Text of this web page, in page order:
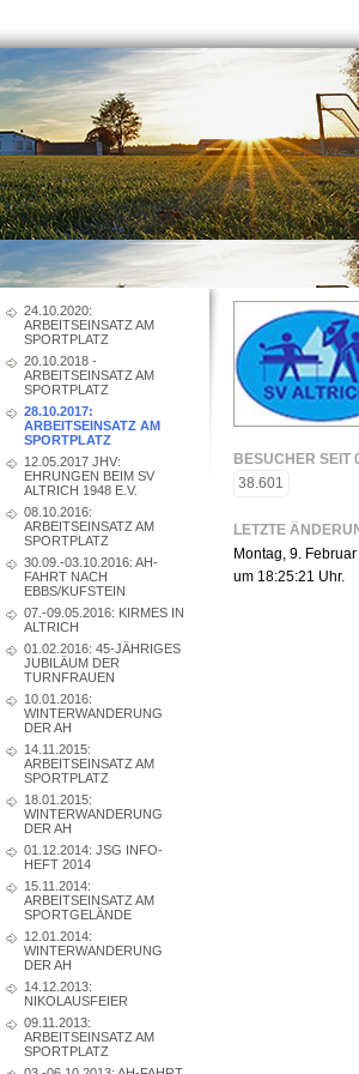
24.10.2020:
ARBEITSEINSATZ AM
SPORTPLATZ
20.10.2018 -
ARBEITSEINSATZ AM
SPORTPLATZ
28.10.2017:
ARBEITSEINSATZ AM
SPORTPLATZ
12.05.2017 JHV:
EHRUNGEN BEIM SV
ALTRICH 1948 E.V.
08.10.2016:
ARBEITSEINSATZ AM
SPORTPLATZ
30.09.-03.10.2016: AH-
FAHRT NACH
EBBS/KUFSTEIN
07.-09.05.2016: KIRMES IN
ALTRICH
01.02.2016: 45-JÄHRIGES
JUBILÄUM DER
TURNFRAUEN
10.01.2016:
WINTERWANDERUNG
DER AH
14.11.2015:
ARBEITSEINSATZ AM
SPORTPLATZ
18.01.2015:
WINTERWANDERUNG
DER AH
01.12.2014: JSG INFO-
HEFT 2014
15.11.2014:
ARBEITSEINSATZ AM
SPORTGELÄNDE
12.01.2014:
WINTERWANDERUNG
DER AH
14.12.2013:
NIKOLAUSFEIER
09.11.2013:
ARBEITSEINSATZ AM
SPORTPLATZ
BESUCHER SEIT
38.601
LETZTE
Montag, 9.
um 18:25:21 Uhr.